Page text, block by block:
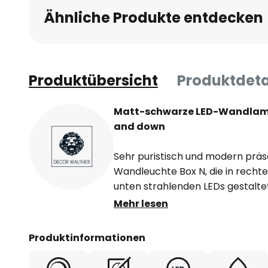
Ähnliche Produkte entdecken
Produktübersicht
Matt-schwarze LED-
and down
Sehr puristisch und modern
Wandleuchte Box N, die in
unten strahlenden LEDs
Wandleuchte besteht aus
Wand. Vom Wohnraum über
Leuchte anbringen.
Mehr lesen
Produktinformationen